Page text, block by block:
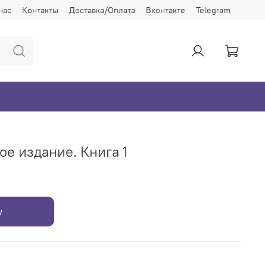
Контакты Доставка/Оплата Вконтакте Telegram
издание. Книга 1